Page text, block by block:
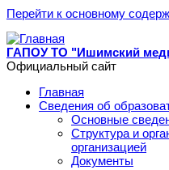
Перейти к основному
ГАПОУ ТО "Ишимский
Официальный сайт
Главная
Сведения об
Основные
Структура и
организацией
Документы